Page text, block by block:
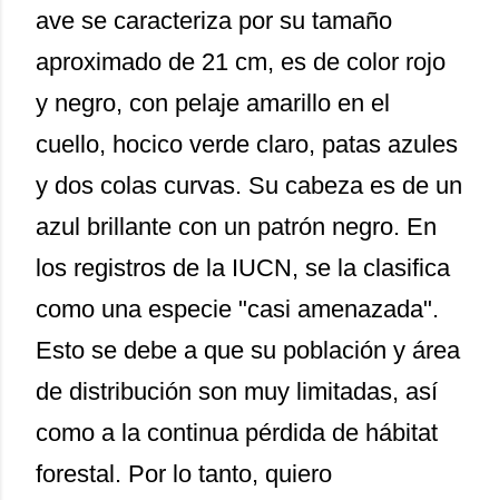
ave se caracteriza por su tamaño
aproximado de 21 cm, es de color rojo
y negro, con pelaje amarillo en el
cuello, hocico verde claro, patas azules
y dos colas curvas. Su cabeza es de un
azul brillante con un patrón negro. En
los registros de la IUCN, se la clasifica
como una especie "casi amenazada".
Esto se debe a que su población y área
de distribución son muy limitadas, así
como a la continua pérdida de hábitat
forestal. Por lo tanto, quiero